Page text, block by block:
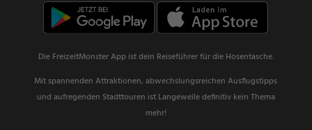
Die FreizeitMonster App ist dein Reiseführer für die Hosentasche.
Mit spannenden Attraktionen, abwechslungsreichen Ausflugstipps
und aufregenden Stadttouren ist Langeweile definitiv kein Thema
mehr!